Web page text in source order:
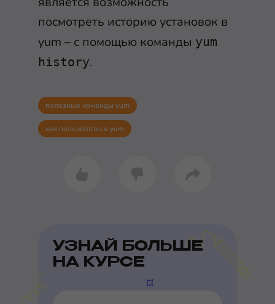
посмотреть историю установок в
yum – с помощью команды yum
history.
полезные команды yum
как пользоваться yum
УЗНАЙ БОЛЬШЕ
НА КУРСЕ